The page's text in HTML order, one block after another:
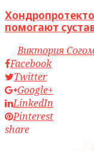
помогают
byВиктория
Facebook
Twitter
Google+
LinkedIn
Pinterest
share